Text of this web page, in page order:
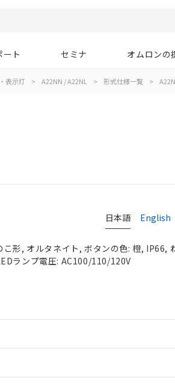
ート セミナ オムロンの
表示灯 > A22NN / A22NL > 形式仕様一覧 >
日本語 English
形, オルタネイト, ボタンの色: 橙, IP66,
ランプ電圧: AC100/110/120V